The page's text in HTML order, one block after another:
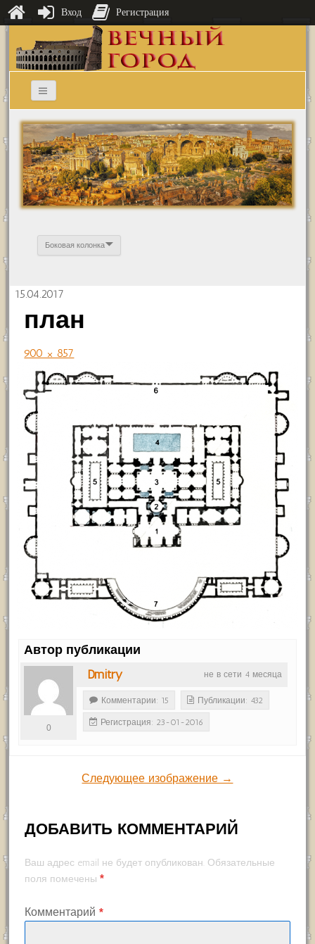
Боковая колонка
15.04.2017
план
900 × 857
Автор публикации
не в сети 4 месяца
Dmitry
0
Комментарии: 15 Публикации: 432
Регистрация: 23-01-2016
Следующее изображение →
ДОБАВИТЬ КОММЕНТАРИЙ
Ваш адрес email не будет опубликован. Обязательные
поля помечены *
Комментарий *
Вход Регистрация